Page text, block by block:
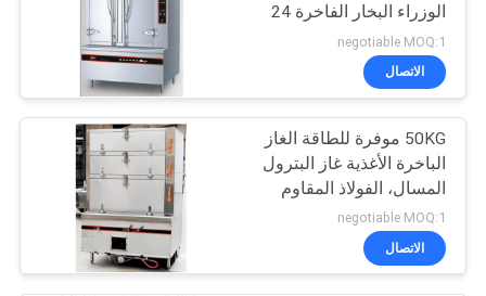
التجاري ثلاجة التجميد
114
76
الوزراء البخار الفاخرة 24
قرص
negotiable MOQ:1
الاتصال
50KG موفرة للطاقة الغاز
الباخرة الأغذية غاز البترول
المسال، الفولاذ المقاوم
للصدأ الشعلة الطبخ المدى
negotiable MOQ:1
الاتصال